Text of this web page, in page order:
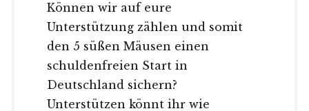
Können wir auf eure
Unterstützung zählen und somit
den 5 süßen Mäusen einen
schuldenfreien Start in
Deutschland sichern?
Unterstützen könnt ihr wie